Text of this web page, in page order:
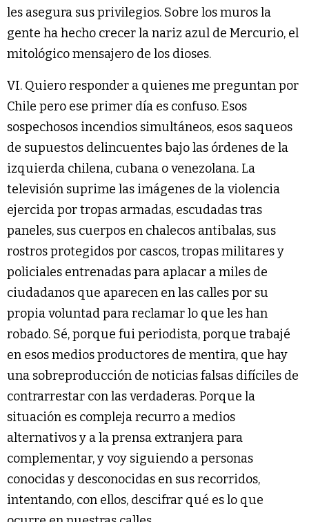
les asegura sus privilegios. Sobre los muros la
gente ha hecho crecer la nariz azul de Mercurio, el
mitológico mensajero de los dioses.
VI. Quiero responder a quienes me preguntan por
Chile pero ese primer día es confuso. Esos
sospechosos incendios simultáneos, esos saqueos
de supuestos delincuentes bajo las órdenes de la
izquierda chilena, cubana o venezolana. La
televisión suprime las imágenes de la violencia
ejercida por tropas armadas, escudadas tras
paneles, sus cuerpos en chalecos antibalas, sus
rostros protegidos por cascos, tropas militares y
policiales entrenadas para aplacar a miles de
ciudadanos que aparecen en las calles por su
propia voluntad para reclamar lo que les han
robado. Sé, porque fui periodista, porque trabajé
en esos medios productores de mentira, que hay
una sobreproducción de noticias falsas difíciles de
contrarrestar con las verdaderas. Porque la
situación es compleja recurro a medios
alternativos y a la prensa extranjera para
complementar, y voy siguiendo a personas
conocidas y desconocidas en sus recorridos,
intentando, con ellos, descifrar qué es lo que